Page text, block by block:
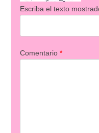
Escriba el texto
Comentario *